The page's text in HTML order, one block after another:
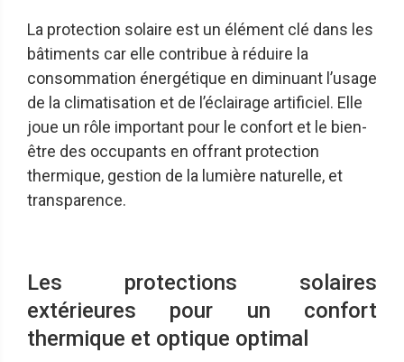
La protection solaire est un élément clé dans les
bâtiments car elle contribue à réduire la
consommation énergétique en diminuant l’usage
de la climatisation et de l’éclairage artificiel. Elle
joue un rôle important pour le confort et le bien-
être des occupants en offrant protection
thermique, gestion de la lumière naturelle, et
transparence.
Les protections solaires
extérieures pour un confort
thermique et optique optimal